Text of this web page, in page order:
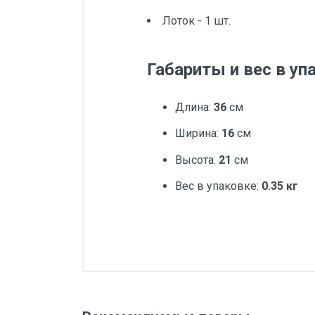
Лоток - 1 шт.
Габариты и вес в
Длина: 36 см
Ширина: 16 см
Высота: 21 см
Вес в упаковке: 0.35 кг